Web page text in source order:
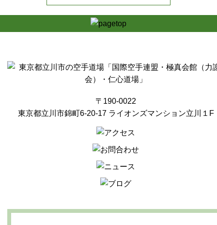
〒190-0022
東京都立川市錦町6-20-17 ライオンズマンション立川１F